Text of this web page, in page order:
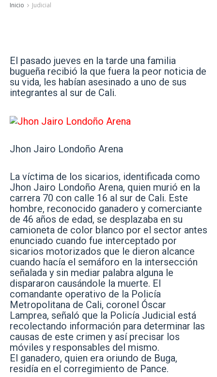
Inicio Judicial
El pasado jueves en la tarde una familia
bugueña recibió la que fuera la peor noticia de
su vida, les habían asesinado a uno de sus
integrantes al sur de Cali.
Jhon Jairo Londoño Arena
La víctima de los sicarios, identificada como
Jhon Jairo Londoño Arena, quien murió en la
carrera 70 con calle 16 al sur de Cali. Este
hombre, reconocido ganadero y comerciante
de 46 años de edad, se desplazaba en su
camioneta de color blanco por el sector antes
enunciado cuando fue interceptado por
sicarios motorizados que le dieron alcance
cuando hacía el semáforo en la intersección
señalada y sin mediar palabra alguna le
dispararon causándole la muerte. El
comandante operativo de la Policía
Metropolitana de Cali, coronel Óscar
Lamprea, señaló que la Policía Judicial está
recolectando información para determinar las
causas de este crimen y así precisar los
móviles y responsables del mismo.
El ganadero, quien era oriundo de Buga,
residía en el corregimiento de Pance.